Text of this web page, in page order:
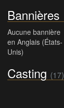
Bannières
Aucune bannière
en Anglais (États-
Unis)
Casting (17)